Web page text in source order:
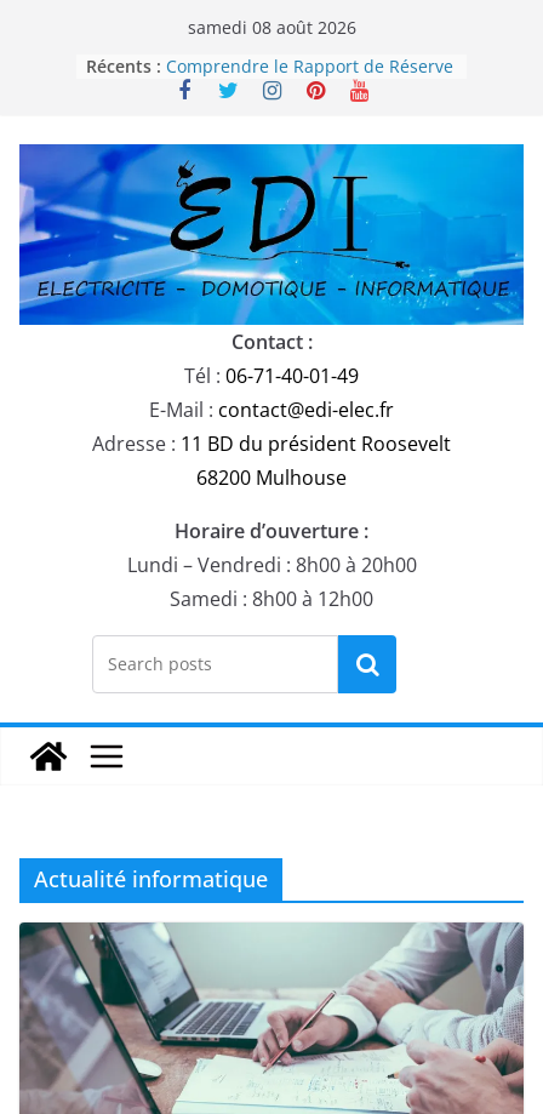
samedi 08 août 2026
Récents : Comprendre le Rapport de Réserve
Électrique en 2025
obligatoire en Alsace selon la
norme NF C 15-100-1 ?
Choisir la domotique sur mesure,
Plug&Play ou générique ?
La domotique est-elle un simple
gadget ou un véritable allié dans
votre confort de vie ?
Remplacement des câbles U1000-
R2V : Ce qu’il faut savoir
Contact :
Tél : 06-71-40-01-49
E-Mail : contact@edi-elec.fr
Adresse : 11 BD du président Roosevelt
68200 Mulhouse
Horaire d’ouverture :
Lundi – Vendredi : 8h00 à 20h00
Samedi : 8h00 à 12h00
Rechercher
Actualité informatique